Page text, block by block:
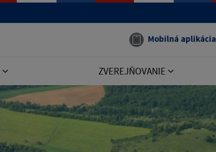
Mobilná aplikácia
ZVEREJŇOVANIE